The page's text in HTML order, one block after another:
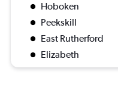
Hoboken
Peekskill
East Rutherford
Elizabeth